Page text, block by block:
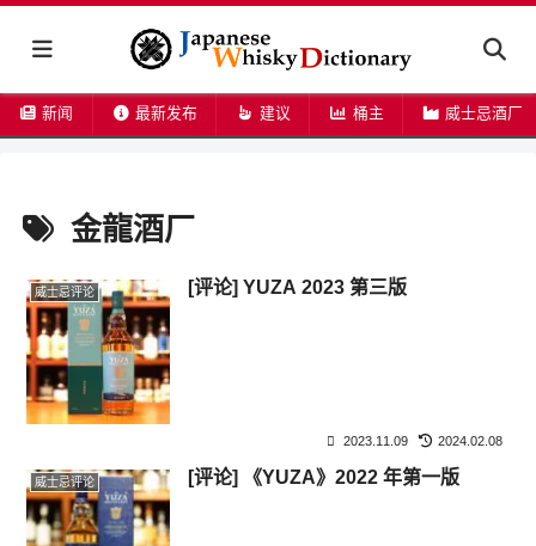
新闻 最新发布 建议 桶主 威士忌酒厂
金龍酒厂
威士忌评论 [评论] YUZA 2023 第三版
2023.11.09 2024.02.08
威士忌评论 [评论] 《YUZA》2022 年第一版